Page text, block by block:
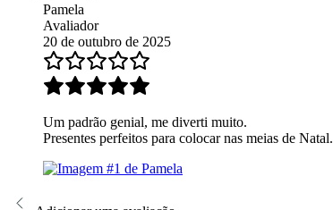
Pamela
Avaliador
20 de outubro de 2025
Um padrão genial, me diverti muito.
Presentes perfeitos para colocar nas meias de Natal.